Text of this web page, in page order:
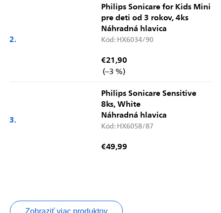
Philips Sonicare for Kids Mini
pre deti od 3 rokov, 4ks
Náhradná hlavica
Kód: HX6034/90
(–3 %)
€21,90
Philips Sonicare Sensitive
8ks, White
Náhradná hlavica
Kód: HX6058/87
€49,99
Zobraziť viac produktov